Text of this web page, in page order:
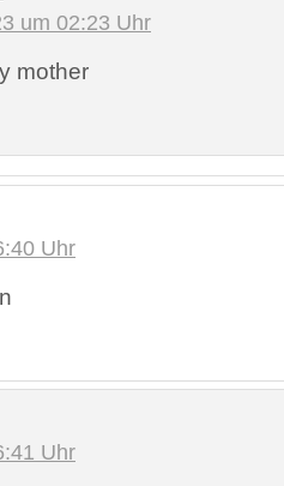
um 02:23 Uhr
mother
Uhr
Uhr